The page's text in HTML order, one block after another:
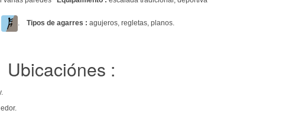
. Tipos de agarres : agujeros, regletas, planos.
Ubicaciónes :